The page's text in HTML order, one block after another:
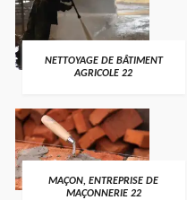
NETTOYAGE DE BÂTIMENT
AGRICOLE 22
MAÇON, ENTREPRISE DE
MAÇONNERIE 22